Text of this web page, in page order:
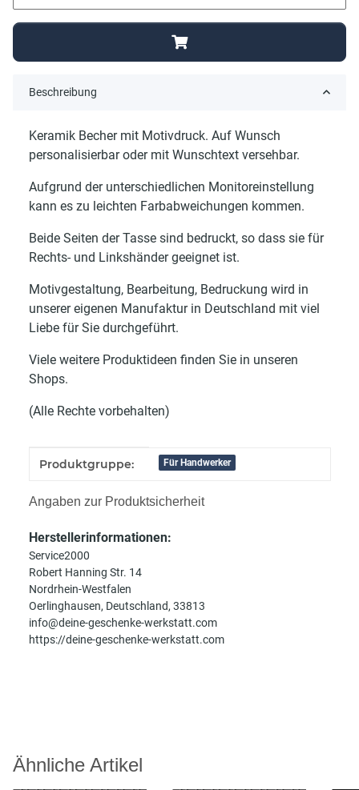
Beschreibung
Keramik Becher mit Motivdruck. Auf Wunsch
personalisierbar oder mit Wunschtext versehbar.
Aufgrund der unterschiedlichen Monitoreinstellung
kann es zu leichten Farbabweichungen kommen.
Beide Seiten der Tasse sind bedruckt, so dass sie für
Rechts- und Linkshänder geeignet ist.
Motivgestaltung, Bearbeitung, Bedruckung wird in
unserer eigenen Manufaktur in Deutschland mit viel
Liebe für Sie durchgeführt.
Viele weitere Produktideen finden Sie in unseren
Shops.
(Alle Rechte vorbehalten)
Produkteigenschaft
Wert
Produktgruppe: Für Handwerker
Angaben zur Produktsicherheit
Herstellerinformationen:
Service2000
Robert Hanning Str. 14
Nordrhein-Westfalen
Oerlinghausen, Deutschland, 33813
info@deine-geschenke-werkstatt.com
https://deine-geschenke-werkstatt.com
Ähnliche Artikel